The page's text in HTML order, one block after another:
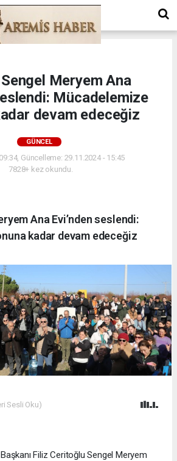
Meryem Ana
Mücadelemize
devam edeceğiz
GÜNCEL
Güncelleme: 29.11.2024 - 15:45
7828+ kez okundu.
Ana Evi’nden seslendi:
kadar devam edeceğiz
Sesli Oku)
Filiz Ceritoğlu Sengel Meryem